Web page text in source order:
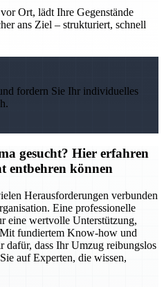
Ort, lädt Ihre Gegenstände
ans Ziel – strukturiert, schnell
fordern Sie Ihr individuelles
gesucht? Hier erfahren
entbehren können
Herausforderungen verbunden
Eine professionelle
eine wertvolle Unterstützung,
fundiertem Know-how und
dafür, dass Ihr Umzug reibungslos
auf Experten, die wissen,